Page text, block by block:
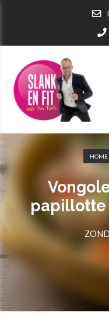
HOME
papillotte